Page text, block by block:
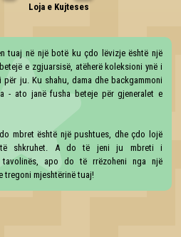
Loja e Kujteses
tuaj në një botë ku çdo lëvizje është një
e zgjuarsisë, atëherë koleksioni ynë i
ju. Ku shahu, dama dhe backgammoni
- ato janë fusha beteje për gjeneralet e
mbret është një pushtues, dhe çdo lojë
shkruhet. A do të jeni ju mbreti i
apo do të rrëzoheni nga një
tregoni mjeshtërinë tuaj!